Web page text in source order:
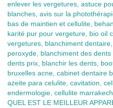
enlever les vergetures, astuce
blanches, avis sur la
bas de maintien et cellulite,
karité pur pour vergeture, bio oil
vergetures, blanchiment
peroxyde, blanchiment des
dents prix, blanchir les dents,
bruxelles acne, cabinet dentaire
azeite para celulite, cavitation,
endermologie, cellulite
QUEL EST LE MEILLEUR